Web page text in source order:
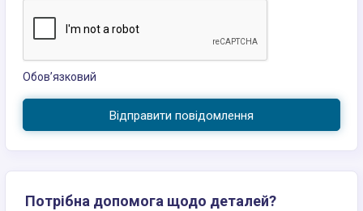
Обов’язковий
Відправити повідомлення
Потрібна допомога щодо деталей?